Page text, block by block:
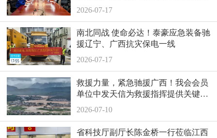
2026-07-17
南北同战 使命必达！泰豪应急装备驰
援辽宁、广西抗灾保电一线
2026-07-17
救援力量，紧急驰援广西！我会会员
单位中发天信为救援指挥提供关键支
撑！
2026-07-10
省科技厅副厅长陈金桥一行莅临江西